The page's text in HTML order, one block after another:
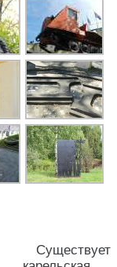
Существует